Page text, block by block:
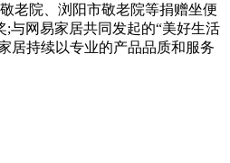
老院、浏阳市敬老院等捐赠坐便
与网易家居共同发起的“美好生活
居持续以专业的产品品质和服务